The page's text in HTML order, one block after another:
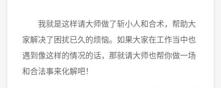
我就是这样请大师做了斩小人和合术，帮助大
家解决了困扰已久的烦恼。如果大家在工作当中也
遇到像这样的情况的话，那就请大师也帮你做一场
和合法事来化解吧！